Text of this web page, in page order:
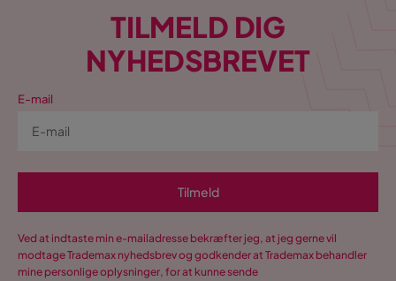
TILMELD DIG
NYHEDSBREVET
E-mail
Tilmeld
Ved at indtaste min e-mailadresse bekræfter jeg, at jeg gerne vil
modtage Trademax nyhedsbrev og godkender at Trademax behandler
mine personlige oplysninger, for at kunne sende